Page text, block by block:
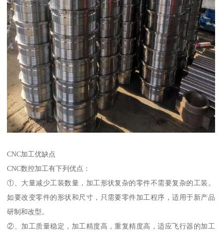
CNC加工优缺点
CNC数控加工有下列优点：
①、大量减少工装数量，加工形状复杂的零件不需要复杂的工装。
如要改变零件的形状和尺寸，只需要零件加工程序，适用于新产品
研制和改型。
②、加工质量稳定，加工精度高，重复精度高，适应飞行器的加工